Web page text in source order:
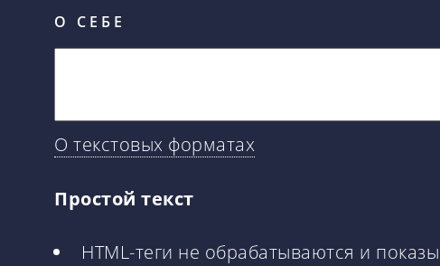
О СЕБЕ
О текстовых форматах
Простой текст
HTML-теги не обрабатываются и